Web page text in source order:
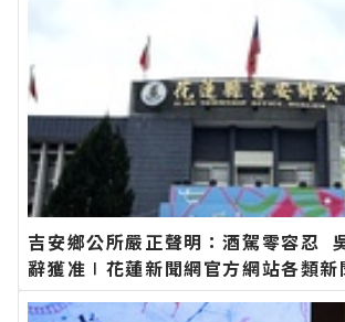
吉安鄉公所嚴正聲明：酒駕零容忍
辭獲准∣花蓮新聞網官方網站各類新
今日新聞報導 最新的在地資訊！